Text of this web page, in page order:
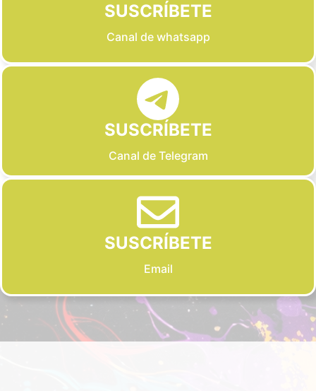
SUSCRÍBETE
Canal de whatsapp
SUSCRÍBETE
Canal de Telegram
SUSCRÍBETE
Email